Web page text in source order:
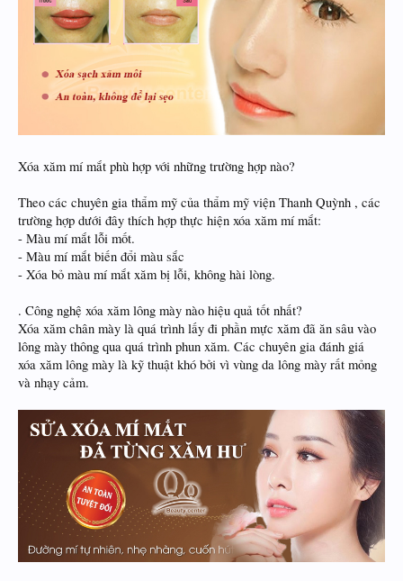
Xóa xăm mí mắt phù hợp với những trường hợp nào?
Theo các chuyên gia thẩm mỹ của thẩm mỹ viện Thanh Quỳnh , các
trường hợp dưới đây thích hợp thực hiện xóa xăm mí mắt:
- Màu mí mắt lỗi mốt.
- Màu mí mắt biến đổi màu sắc
- Xóa bỏ màu mí mắt xăm bị lỗi, không hài lòng.
. Công nghệ xóa xăm lông mày nào hiệu quả tốt nhất?
Xóa xăm chân mày là quá trình lấy đi phần mực xăm đã ăn sâu vào
lông mày thông qua quá trình phun xăm. Các chuyên gia đánh giá
xóa xăm lông mày là kỹ thuật khó bởi vì vùng da lông mày rất mỏng
và nhạy cảm.